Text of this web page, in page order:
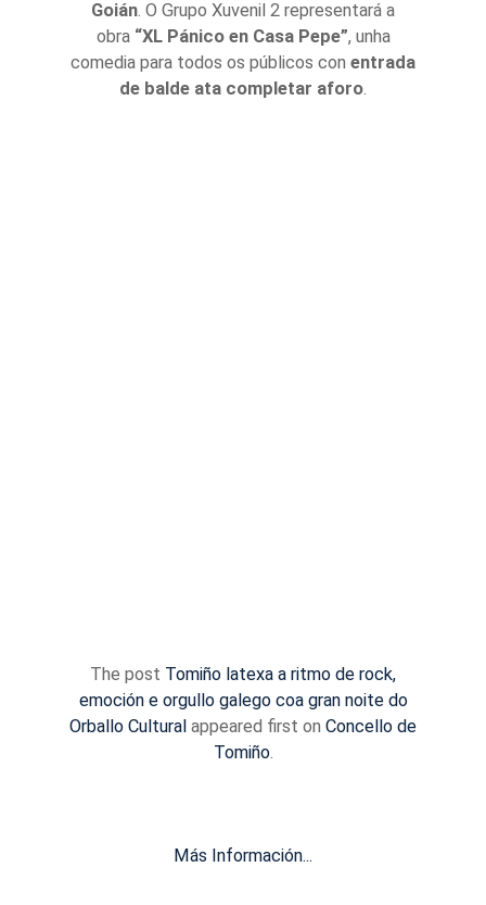
Goián. O Grupo Xuvenil 2 representará a
obra “XL Pánico en Casa Pepe”, unha
comedia para todos os públicos con entrada
de balde ata completar aforo.
The post Tomiño latexa a ritmo de rock,
emoción e orgullo galego coa gran noite do
Orballo Cultural appeared first on Concello de
Tomiño.
Más Información...